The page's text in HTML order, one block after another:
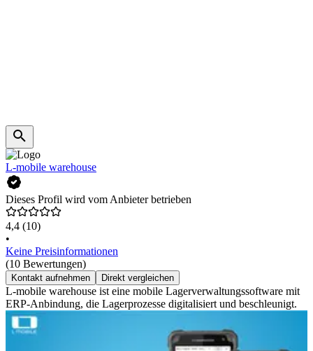
L-mobile warehouse
Dieses Profil wird vom Anbieter betrieben
4,4 (10)
•
Keine Preisinformationen
(10 Bewertungen)
Kontakt aufnehmen Direkt vergleichen
L-mobile warehouse ist eine mobile Lagerverwaltungssoftware mit
ERP-Anbindung, die Lagerprozesse digitalisiert und beschleunigt.